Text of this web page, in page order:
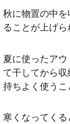
秋に物置の中
ることが上げら
夏に使ったア
て干してから
持ちよく使うこ
寒くなってく